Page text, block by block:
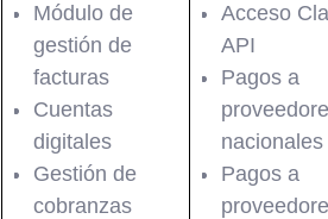
Módulo de
gestión de
facturas
Cuentas
digitales
Gestión de
cobranzas
Acceso
API
Pagos a
nacionales
Pagos a